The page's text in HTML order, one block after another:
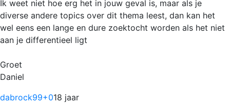
Ik weet niet hoe erg het in jouw geval is, maar als je
diverse andere topics over dit thema leest, dan kan het
wel eens een lange en dure zoektocht worden als het niet
aan je differentieel ligt
Groet
Daniel
dabrock99+018 jaar